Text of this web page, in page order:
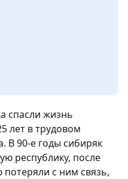
спасли жизнь
лет в трудовом
В 90-е годы сибиряк
республику, после
с ним связь,